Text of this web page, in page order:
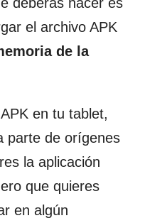
el archivo APK
de la
en tu tablet,
parte de orígenes
la aplicación
que quieres
en algún